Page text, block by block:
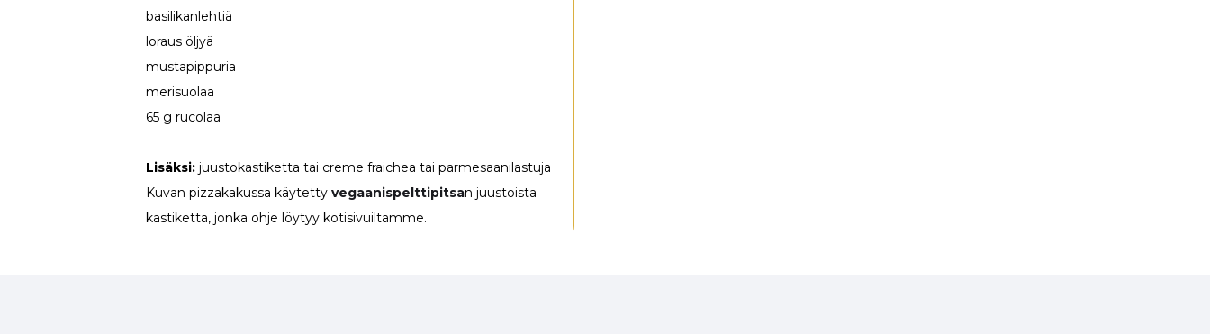
basilikanlehtiä
loraus öljyä
mustapippuria
merisuolaa
65 g rucolaa
Lisäksi: juustokastiketta tai creme fraichea tai parmesaanilastuja
Kuvan pizzakakussa käytettyvegaanispelttipitsan juustoista
kastiketta, jonka ohje löytyy kotisivuiltamme.